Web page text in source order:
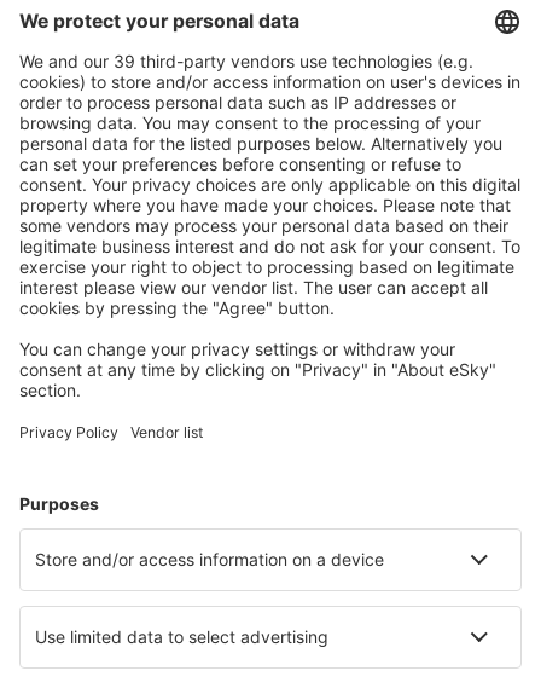
Descarcă aplicația noastrăși organizează-ţi
convenabil călătoriile
Planifică-ți călătoria
Zbor+Hotel
Hoteluri
Transferuri aeroport
Atracţii
Evenimente sportive